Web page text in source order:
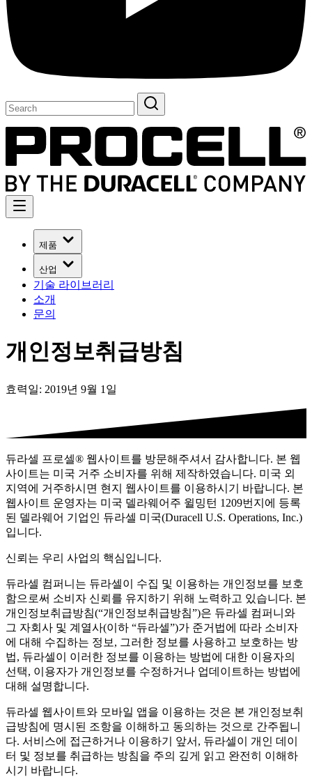
제품
산업
기술 라이브러리
소개
문의
개인정보취급방침
효력일: 2019년 9월 1일
듀라셀 프로셀® 웹사이트를 방문해주셔서 감사합니다. 본 웹
사이트는 미국 거주 소비자를 위해 제작하였습니다. 미국 외
지역에 거주하시면 현지 웹사이트를 이용하시기 바랍니다. 본
웹사이트 운영자는 미국 델라웨어주 윌밍턴 1209번지에 등록
된 델라웨어 기업인 듀라셀 미국(Duracell U.S. Operations, Inc.)
입니다.
신뢰는 우리 사업의 핵심입니다.
듀라셀 컴퍼니는 듀라셀이 수집 및 이용하는 개인정보를 보호
함으로써 소비자 신뢰를 유지하기 위해 노력하고 있습니다. 본
개인정보취급방침(“개인정보취급방침”)은 듀라셀 컴퍼니와
그 자회사 및 계열사(이하 “듀라셀”)가 준거법에 따라 소비자
에 대해 수집하는 정보, 그러한 정보를 사용하고 보호하는 방
법, 듀라셀이 이러한 정보를 이용하는 방법에 대한 이용자의
선택, 이용자가 개인정보를 수정하거나 업데이트하는 방법에
대해 설명합니다.
듀라셀 웹사이트와 모바일 앱을 이용하는 것은 본 개인정보취
급방침에 명시된 조항을 이해하고 동의하는 것으로 간주됩니
다. 서비스에 접근하거나 이용하기 앞서, 듀라셀이 개인 데이
터 및 정보를 취급하는 방침을 주의 깊게 읽고 완전히 이해하
시기 바랍니다.